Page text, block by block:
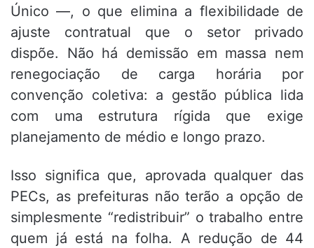
Único —, o que elimina a flexibilidade de
ajuste contratual que o setor privado
dispõe. Não há demissão em massa nem
renegociação de carga horária por
convenção coletiva: a gestão pública lida
com uma estrutura rígida que exige
planejamento de médio e longo prazo.
Isso significa que, aprovada qualquer das
PECs, as prefeituras não terão a opção de
simplesmente “redistribuir” o trabalho entre
quem já está na folha. A redução de 44